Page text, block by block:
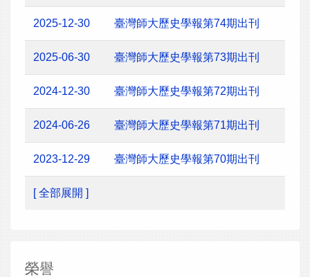
2025-12-30 臺灣師大歷史學報第74期出刊
2025-06-30 臺灣師大歷史學報第73期出刊
2024-12-30 臺灣師大歷史學報第72期出刊
2024-06-26 臺灣師大歷史學報第71期出刊
2023-12-29 臺灣師大歷史學報第70期出刊
[ 全部展開 ]
榮譽